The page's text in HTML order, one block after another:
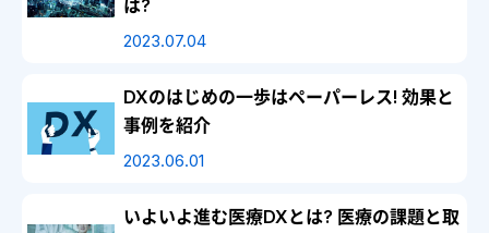
は?
2023.07.04
DXのはじめの一歩はペーパーレス! 効果と
事例を紹介
2023.06.01
いよいよ進む医療DXとは? 医療の課題と取